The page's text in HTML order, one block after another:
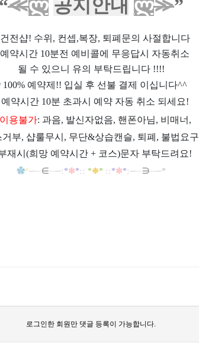
“≪ლ 공지안내 ლ≫”
건전샵! 수위, 컨셉,복장, 퇴폐문의 사절합니다
예약시간 10분전 예비콜에 무응답시 자동취소
될 수 있으니 유의 부탁드립니다 !!!!
100% 예약제!! 입실 후 선불 결제 이십니다^^
예약시간 10분 초과시 예약 자동 취소 되세요!
이용불가: 과음, 발신자없음, 핸폰아님, 비매너,
거부, 샵룰무시, 무단&상습캔슬, 퇴폐, 불법요구
재시(희망 예약시간 + 코스)문자 부탁드려요!
✿*──∈──: *✼* :: *❉* :: *✼* :──∋──*
로그인한 회원만 댓글 등록이 가능합니다.